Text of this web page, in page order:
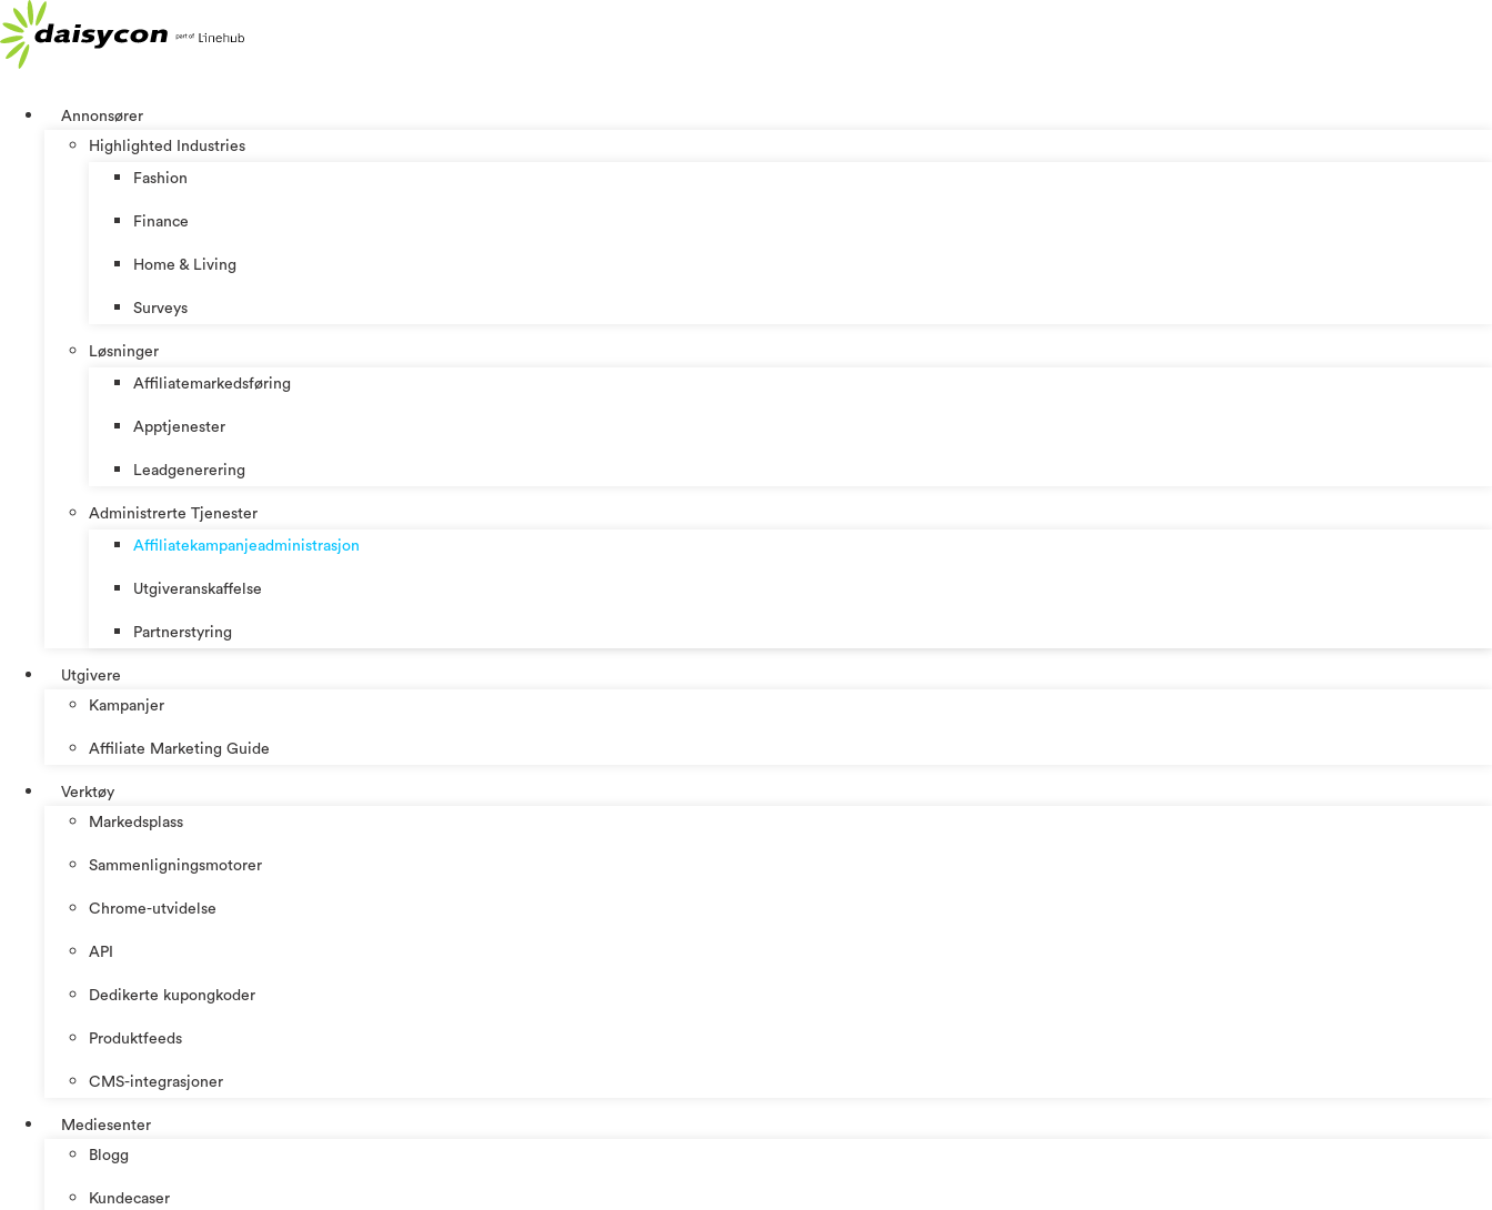
Skip
to
content
Annonsører
Highlighted Industries
Fashion
Finance
Home & Living
Surveys
Løsninger
Affiliatemarkedsføring
Apptjenester
Leadgenerering
Administrerte Tjenester
Affiliatekampanjeadministrasjon
Utgiveranskaffelse
Partnerstyring
Utgivere
Kampanjer
Affiliate Marketing Guide
Verktøy
Markedsplass
Sammenligningsmotorer
Chrome-utvidelse
API
Dedikerte kupongkoder
Produktfeeds
CMS-integrasjoner
Mediesenter
Blogg
Kundecaser